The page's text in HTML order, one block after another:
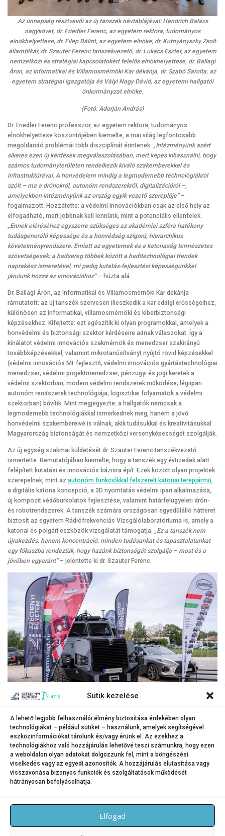
Sütik kezelése
A lehető legjobb felhasználói élmény biztosítása érdekében olyan
technológiákat – például sütiket – használunk, amelyek segítségével
eszközinformációkat tárolunk és/vagy érünk el. Az ezekhez a
technológiákhoz való hozzájárulás lehetővé teszi számunkra, hogy ezen
a weboldalon olyan adatokat dolgozzunk fel, mint a böngészési
viselkedés vagy az egyedi azonosítók. A hozzájárulás elutasítása vagy
visszavonása bizonyos funkciók és szolgáltatások működését
hátrányosan befolyásolhatja.
Elfogad
Az ünnepség résztvevői az új tanszék névtáblájával: Hendrich Balázs
nagykövet, dr. Friedler Ferenc, az egyetem rektora, tudományos
elnökhelyettese, dr. Filep Bálint, az egyetem elnöke, dr. Kutnyányszky Zsolt
államtitkár, dr. Szauter Ferenc tanszékvezető, dr. Lukács Eszter, az egyetem
nemzetközi és stratégiai kapcsolatokért felelős elnökhelyettese, dr. Ballagi
Áron, az Informatikai és Villamosmérnöki Kar dékánja, dr. Szabó Sarolta, az
egyetem stratégiai igazgatója és Vályi Nagy Dávid, az egyetemi hallgatói
önkormányzat elnöke.
(Fotó: Adorján András)
Dr. Friedler Ferenc professzor, az egyetem rektora, tudományos
elnökhelyettese köszöntőjében kiemelte, a mai világ legfontosabb
megoldandó problémái több diszciplínát érintenek. „Intézményünk azért
sikeres ezen új kérdések megválaszolásában, mert képes kihasználni, hogy
számos tudományterületen rendelkezik kiváló szakemberekkel és
infrastruktúrával. A honvédelem mindig a legmodernebb technológiákról
szólt – ma a drónokról, autonóm rendszerekről, digitalizációról –,
amelyekben intézményünk az ország egyik vezető szereplője”–
fogalmazott. Hozzátette: a védelmi innovációkban csak az első hely az
elfogadható, mert jobbnak kell lennünk, mint a potenciális ellenfelek.
„Ennek eléréséhez egyszerre szükséges az akadémiai szféra hatékony
tudásgeneráló képessége és a honvédség szigorú, hierarchikus
követelményrendszere. Emiatt az egyetemek és a katonaság természetes
szövetségesek: a hadsereg többek között a haditechnológiai trendek
naprakész ismeretével, mi pedig kutatás-fejlesztési képességünkkel
járulunk hozzá az innovációhoz”– húzta alá.
Dr. Ballagi Áron, az Informatikai és Villamosmérnöki Kar dékánja
rámutatott: az új tanszék szervesen illeszkedik a kar eddigi erősségeihez,
különösen az informatikai, villamosmérnöki és kiberbiztonsági
képzésekhez. Kifejtette: ezt egészítik ki olyan programokkal, amelyek a
honvédelmi és biztonsági szektor kérdéseire adnak válaszokat. Így a
kínálatot védelmi innovációs szakmérnök és menedzser szakirányú
továbbképzésekkel, valamint mikrotanúsítványt nyújtó rövid képzésekkel
(védelmi innovációs MI-fejlesztő; védelmi innovációs gyártástechnológiai
menedzser; védelmi projektmenedzser; pénzügyi és jogi keretek a
védelmi szektorban; modern védelmi rendszerek működése; légiipari
autonóm rendszerek technológiája; logisztikai folyamatok a védelmi
szektorban) bővítik. Mint megjegyezte: a hallgatók nemcsak a
legmodernebb technológiákkal ismerkednek meg, hanem a jövő
honvédelmi szakembereivé is válnak, akik tudásukkal és kreativitásukkal
Magyarország biztonságát és nemzetközi versenyképességét szolgálják.
Az új egység szakmai küldetését dr. Szauter Ferenc tanszékvezető
ismertette. Bemutatójában kiemelte, hogy a tanszék egy évtizedek alatt
felépített kutatási és innovációs bázisra épít. Ezek között olyan projektek
szerepelnek, mint az autonóm funkciókkal felszerelt katonai terepjármű,
a digitális katona koncepció, a 3D nyomtatás védelmi ipari alkalmazása,
új kompozit védőburkolatok fejlesztése, valamint határfelügyeleti drón-
és robotrendszerek. A tanszék számára országosan egyedülálló hátteret
biztosít az egyetem Rádiófrekvenciás Vizsgálólaboratóriuma is, amely a
katonai és polgári eszközök vizsgálatát támogatja. „Ez a tanszék nem
újrakezdés, hanem koncentráció: minden tudásunkat és tapasztalatunkat
egy fókuszba rendeztük, hogy hazánk biztonságát szolgálja – most és a
jövőben egyaránt”– jelentette ki dr. Szauter Ferenc.
A Széchenyi István Egyetem Győri Innovációs Parkja előtt kiállították a
Gamma Zrt. Komondor harcjárművét, amelyet az intézmény kutatói
autonóm járműfunkciókkal szereltek fel.
(Fotó: Adorján András)
KATEGÓRIA:HÍREK